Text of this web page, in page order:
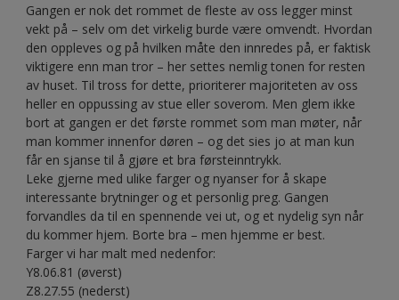
Gangen er nok det rommet de fleste av oss legger minst
vekt på – selv om det virkelig burde være omvendt. Hvordan
den oppleves og på hvilken måte den innredes på, er faktisk
viktigere enn man tror – her settes nemlig tonen for resten
av huset. Til tross for dette, prioriterer majoriteten av oss
heller en oppussing av stue eller soverom. Men glem ikke
bort at gangen er det første rommet som man møter, når
man kommer innenfor døren – og det sies jo at man kun
får en sjanse til å gjøre et bra førsteinntrykk.
Leke gjerne med ulike farger og nyanser for å skape
interessante brytninger og et personlig preg. Gangen
forvandles da til en spennende vei ut, og et nydelig syn når
du kommer hjem. Borte bra – men hjemme er best.
Farger vi har malt med nedenfor:
Y8.06.81 (øverst)
Z8.27.55 (nederst)